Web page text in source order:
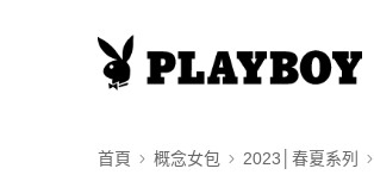
首頁 概念女包 2023│春夏系列